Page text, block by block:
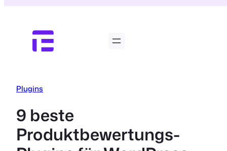
springen
Plugins
9 beste
Produktbewertungs-